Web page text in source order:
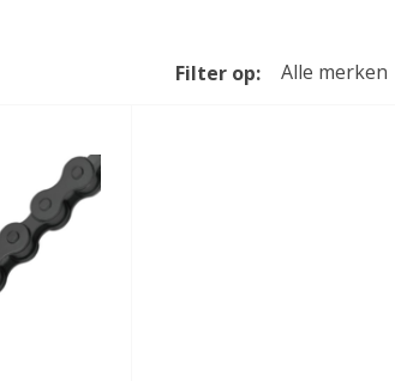
Filter op: Alle merken